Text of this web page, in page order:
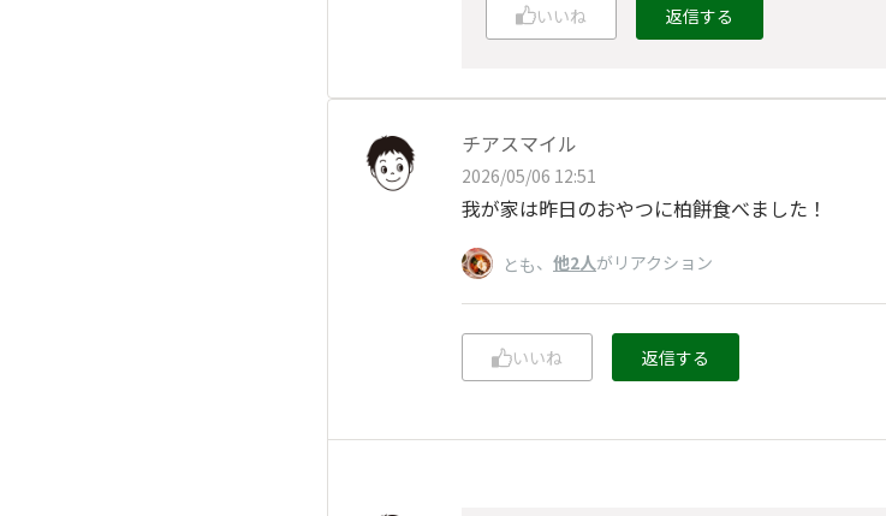
いいね 返信する
チアスマイル
2026/05/06 12:51
我が家は昨日のおやつに柏餅食べました！
とも、 他2人がリアクション
いいね 返信する